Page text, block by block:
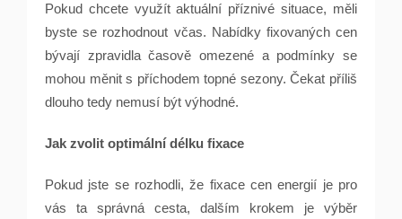
Pokud chcete využít aktuální příznivé situace, měli
byste se rozhodnout včas. Nabídky fixovaných cen
bývají zpravidla časově omezené a podmínky se
mohou měnit s příchodem topné sezony. Čekat příliš
dlouho tedy nemusí být výhodné.
Jak zvolit optimální délku fixace
Pokud jste se rozhodli, že fixace cen energií je pro
vás ta správná cesta, dalším krokem je výběr